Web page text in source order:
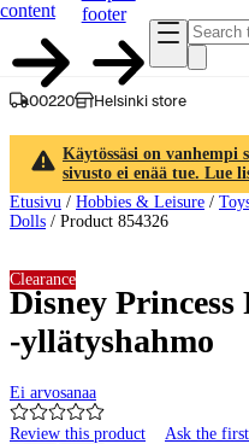
content
footer
00220 Helsinki store
Käytössäsi on vanhempi
sivusto ei enää tue. Lue
Etusivu / Hobbies & Leisure /
Dolls / Product 854326
Disney Princess
-yllätyshahmo
Ei arvosanaa
Review this product Ask the
Clearance